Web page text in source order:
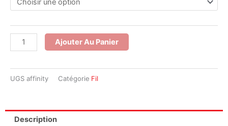
Fil
polyester
multicolore
Ajouter Au Panier
UGS affinity Catégorie Fil
Description